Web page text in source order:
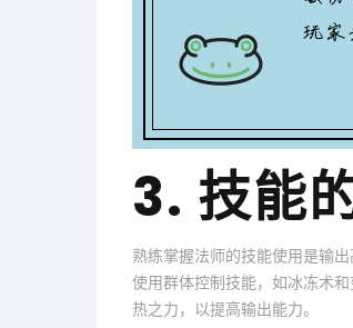
3. 技能
熟练掌握法师的技能使用是输
使用群体控制技能，如冰冻术
热之力，以提高输出能力。